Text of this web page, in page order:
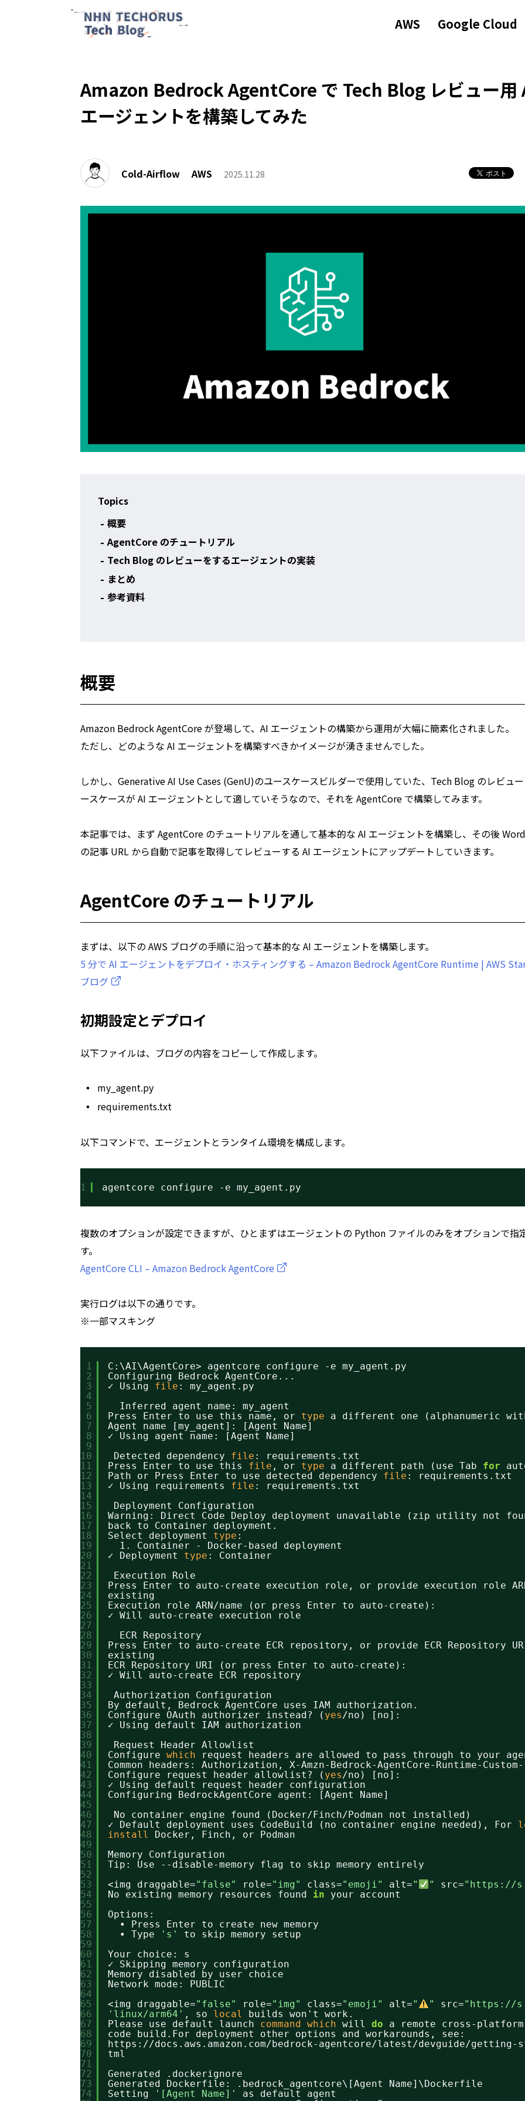
AWS Google Cloud
Amazon Bedrock AgentCore で Tech Blog レビュー用
エージェントを構築してみた
Cold-Airflow AWS 2025.11.28
Topics
概要
AgentCore のチュートリアル
Tech Blog のレビューをするエージェントの実装
まとめ
参考資料
概要
Amazon Bedrock AgentCore が登場して、AI エージェントの構築から運用が大幅に簡素化されました。
ただし、どのような AI エージェントを構築すべきかイメージが湧きませんでした。
しかし、Generative AI Use Cases (GenU)のユースケースビルダーで使用していた、Tech Blog のレビュ
ースケースが AI エージェントとして適していそうなので、それを AgentCore で構築してみます。
本記事では、まず AgentCore のチュートリアルを通して基本的な AI エージェントを構築し、その後
の記事 URL から自動で記事を取得してレビューする AI エージェントにアップデートしていきます。
AgentCore のチュートリアル
まずは、以下の AWS ブログの手順に沿って基本的な AI エージェントを構築します。
5 分で AI エージェントをデプロイ・ホスティングする – Amazon Bedrock AgentCore Runtime | AWS
ブログ
初期設定とデプロイ
以下ファイルは、ブログの内容をコピーして作成します。
my_agent.py
requirements.txt
以下コマンドで、エージェントとランタイム環境を構成します。
1 agentcore configure -e my_agent.py
複数のオプションが設定できますが、ひとまずはエージェントの Python ファイルのみをオプションで指
す。
AgentCore CLI – Amazon Bedrock AgentCore
実行ログは以下の通りです。
※一部マスキング
1
2
3
4
5
6
7
8
9
10
11
12
13
14
15
16
17
18
19
20
21
22
23
24
25
26
27
28
29
30
31
32
33
34
35
36
37
38
39
40
41
42
43
44
45
46
47
48
49
50
51
52
53
54
55
56
57
58
59
60
61
62
63
64
65
66
67
68
69
70
71
72
73
74
C:\AI\AgentCore> agentcore configure -e my_agent.py
Configuring Bedrock AgentCore...
✓ Using file : my_agent.py
️  Inferred agent name: my_agent
Press Enter to use this name, or type
a different one (alphanumeric
Agent name [my_agent]: [Agent Name]
✓ Using agent name: [Agent Name]
Detected dependency file : requirements.txt
Press Enter to use this file , or type a different path (use Tab for
Path or Press Enter to use detected dependency file : requirements.txt
✓ Using requirements file : requirements.txt
Deployment Configuration
Warning: Direct Code Deploy deployment unavailable (zip utility not
back to Container deployment.
Select deployment type :
1. Container - Docker-based deployment
✓ Deployment type : Container
Execution Role
Press Enter to auto-create execution role, or provide execution role
existing
Execution role ARN/name
(or press Enter to auto-create):
✓ Will auto-create execution role
️  ECR Repository
Press Enter to auto-create ECR repository, or provide ECR Repository
existing
ECR Repository URI (or press Enter to auto-create):
✓ Will auto-create ECR repository
Authorization Configuration
By default, Bedrock AgentCore uses IAM authorization.
Configure OAuth authorizer instead? ( yes /no ) [no]:
✓ Using default IAM authorization
Request Header Allowlist
Configure which
request headers are allowed to pass through to your
Common headers: Authorization, X-Amzn-Bedrock-AgentCore-Runtime-
Configure request header allowlist? ( yes /no ) [no]:
✓ Using default request header configuration
Configuring BedrockAgentCore agent: [Agent Name]
No container engine found (Docker/Finch/Podman
not installed)
✓ Default deployment uses CodeBuild (no container engine needed), For
install
Docker, Finch, or Podman
Memory Configuration
Tip: Use --disable-memory flag to skip memory entirely
<img draggable="false" role="img" class="emoji" alt=" " src=" https://
No existing memory resources found in
your account
Options:
• Press Enter to create new memory
• Type
's'
to skip memory setup
Your choice: s
✓ Skipping memory configuration
Memory disabled by user choice
Network mode: PUBLIC
<img draggable="false" role="img" class="emoji" alt=" " src=" https://
'linux/arm64' , so local
builds won't work.
Please use default launch command which will do
a remote cross-
code build.For deployment other options and workarounds, see:
https: //docs .aws.amazon.com/bedrock-agentcore/latest/devguide/getting-
tml
Generated .dockerignore
Generated Dockerfile: .bedrock_agentcore\[Agent Name]\Dockerfile
Setting
'[Agent Name]'
as default agent